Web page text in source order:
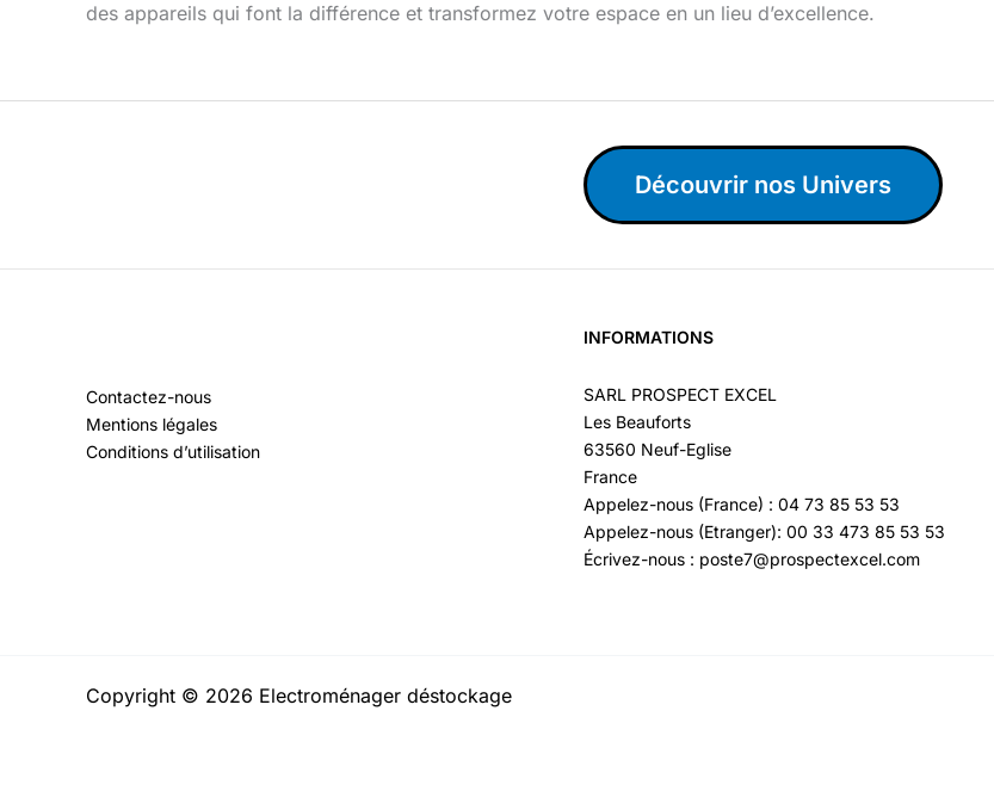
des appareils qui font la différence et transformez votre espace en un lieu d’excellence.
Découvrir nos Univers
Contactez-nous
Mentions légales
Conditions d’utilisation
INFORMATIONS
SARL PROSPECT EXCEL
Les Beauforts
63560 Neuf-Eglise
France
Appelez-nous (France) : 04 73 85 53 53
Appelez-nous (Etranger): 00 33 473 85 53 53
Écrivez-nous : poste7@prospectexcel.com
Copyright © 2026 Electroménager déstockage